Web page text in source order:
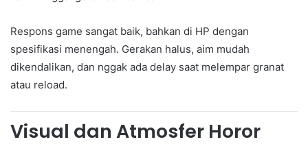
Respons game sangat baik, bahkan di HP dengan
spesifikasi menengah. Gerakan halus, aim mudah
dikendalikan, dan nggak ada delay saat melempar granat
atau reload.
Visual dan Atmosfer Horor